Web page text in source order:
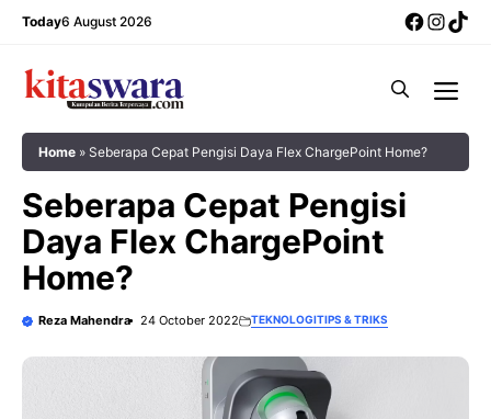
Skip
content
Today6 August 2026
Home » Seberapa Cepat Pengisi Daya Flex ChargePoint Home?
Seberapa Cepat Pengisi
Daya Flex ChargePoint
Home?
Reza Mahendra 24 October 2022 TEKNOLOGITIPS & TRIKS